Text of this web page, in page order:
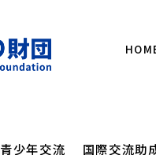
青少年交流 国際交流助